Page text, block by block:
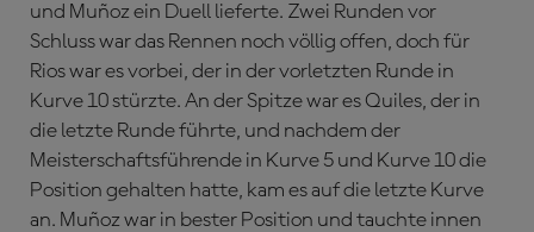
und Muñoz ein Duell lieferte. Zwei Runden vor
Schluss war das Rennen noch völlig offen, doch für
Rios war es vorbei, der in der vorletzten Runde in
Kurve 10 stürzte. An der Spitze war es Quiles, der in
die letzte Runde führte, und nachdem der
Meisterschaftsführende in Kurve 5 und Kurve 10 die
Position gehalten hatte, kam es auf die letzte Kurve
an. Muñoz war in bester Position und tauchte innen